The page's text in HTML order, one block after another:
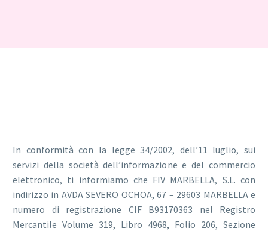
In conformità con la legge 34/2002, dell’11 luglio, sui
servizi della società dell’informazione e del commercio
elettronico, ti informiamo che FIV MARBELLA, S.L. con
indirizzo in AVDA SEVERO OCHOA, 67 – 29603 MARBELLA e
numero di registrazione CIF B93170363 nel Registro
Mercantile Volume 319, Libro 4968, Folio 206, Sezione